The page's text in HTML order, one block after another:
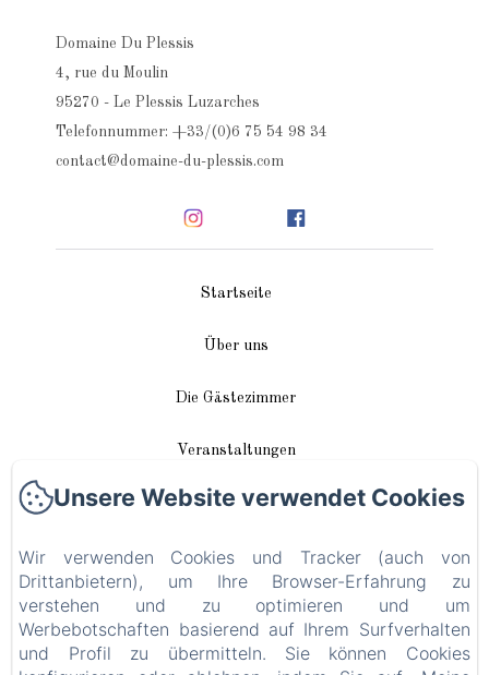
Domaine Du Plessis
4, rue du Moulin
95270 - Le Plessis Luzarches
Telefonnummer: +33/(0)6 75 54 98 34
contact@domaine-du-plessis.com
Startseite
Über uns
Die Gästezimmer
Veranstaltungen
In unserer Nähe
Anreise / Kontakt
Plan du site
Blog
Unsere Website verwendet Cookies
Wir verwenden Cookies und Tracker (auch von
Drittanbietern), um Ihre Browser-Erfahrung zu
verstehen und zu optimieren und um
Werbebotschaften basierend auf Ihrem Surfverhalten
und Profil zu übermitteln. Sie können Cookies